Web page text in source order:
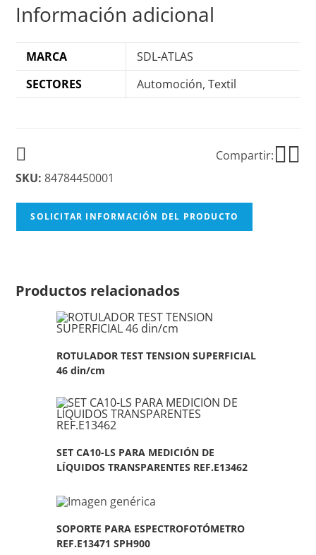
Información adicional
MARCA
SDL-ATLAS
SECTORES
Automoción,Textil
Compartir:
SKU: 84784450001
SOLICITAR INFORMACIÓN DEL PRODUCTO
Productos relacionados
ROTULADOR TEST TENSION SUPERFICIAL
46 din/cm
SET CA10-LS PARA MEDICIÓN DE
LÍQUIDOS TRANSPARENTES REF.E13462
SOPORTE PARA ESPECTROFOTÓMETRO
REF.E13471 SPH900